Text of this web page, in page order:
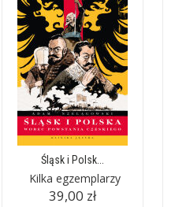
Śląsk i Polsk...
Kilka egzemplarzy
39,00 zł